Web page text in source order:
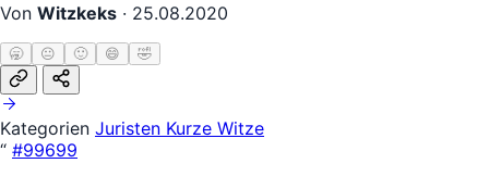
Von Witzkeks · 25.08.2020
🥱 😐 🙂 😄 🤣
Kategorien Juristen Kurze Witze
“ #99699